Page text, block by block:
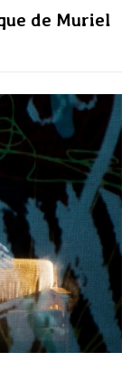
de Muriel